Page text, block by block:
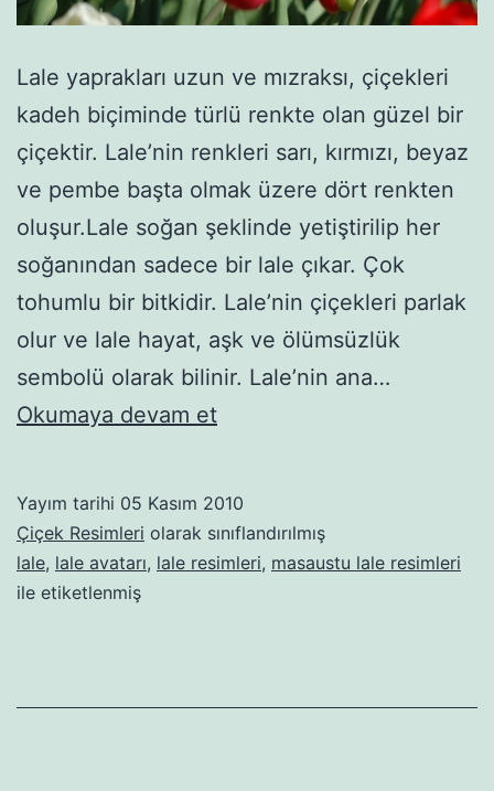
Lale yaprakları uzun ve mızraksı, çiçekleri
kadeh biçiminde türlü renkte olan güzel bir
çiçektir. Lale’nin renkleri sarı, kırmızı, beyaz
ve pembe başta olmak üzere dört renkten
oluşur.Lale soğan şeklinde yetiştirilip her
soğanından sadece bir lale çıkar. Çok
tohumlu bir bitkidir. Lale’nin çiçekleri parlak
olur ve lale hayat, aşk ve ölümsüzlük
sembolü olarak bilinir. Lale’nin ana…
Okumaya devam etÇiçeklerden
Yayım tarihi 05 Kasım 2010
Çiçek Resimleri olarak sınıflandırılmış
lale, lale avatarı, lale resimleri, masaustu lale resimleri
ile etiketlenmiş